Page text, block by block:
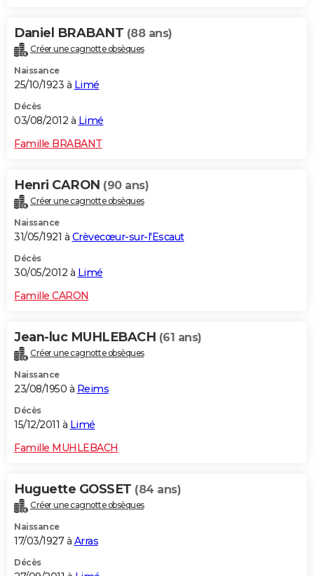
Daniel BRABANT (88 ans)
Créer une cagnotte obsèques
Naissance
25/10/1923 à Limé
Décès
03/08/2012 à Limé
Famille BRABANT
Henri CARON (90 ans)
Créer une cagnotte obsèques
Naissance
31/05/1921 à Crèvecœur-sur-l'Escaut
Décès
30/05/2012 à Limé
Famille CARON
Jean-luc MUHLEBACH (61 ans)
Créer une cagnotte obsèques
Naissance
23/08/1950 à Reims
Décès
15/12/2011 à Limé
Famille MUHLEBACH
Huguette GOSSET (84 ans)
Créer une cagnotte obsèques
Naissance
17/03/1927 à Arras
Décès